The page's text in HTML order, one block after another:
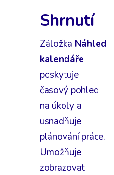
Shrnutí
Záložka Náhled
kalendáře
poskytuje
časový pohled
na úkoly a
usnadňuje
plánování práce.
Umožňuje
zobrazovat